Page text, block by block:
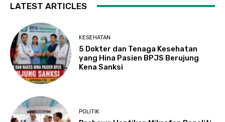
LATEST ARTICLES
KESEHATAN
5 Dokter dan Tenaga Kesehatan
yang Hina Pasien BPJS Berujung
Kena Sanksi
POLITIK